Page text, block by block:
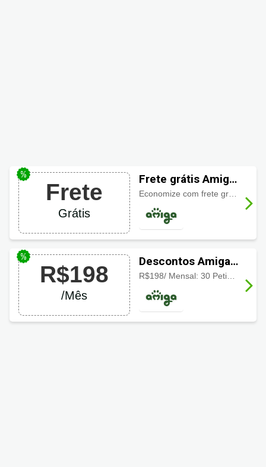
Frete
Grátis
Frete grátis Amiga
Pet
R$198
/Mês
Descontos Amiga
Pet: Amiga
Completa por
R$198/mês